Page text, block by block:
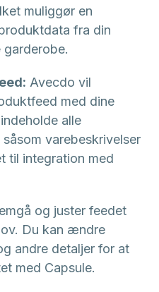
muliggør en
fra din
Avecdo vil
med dine
alle
varebeskrivelser
til integration med
og juster feedet
Du kan ændre
andre detaljer for at
med Capsule.